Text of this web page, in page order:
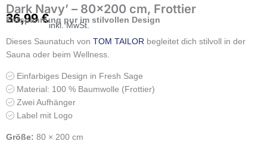
Dark Navy’ – 80×200 cm, Frottier
36,99€inkl. MwSt.
Entspannung pur im stilvollen Design
Dieses Saunatuch von TOM TAILOR begleitet dich stilvoll in der
Sauna oder beim Wellness.
Einfarbiges Design in Fresh Sage
Material: 100 % Baumwolle (Frottier)
Zwei Aufhänger
Label mit Logo
Größe: 80 × 200 cm